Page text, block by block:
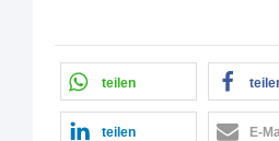
teilen
teilen E-